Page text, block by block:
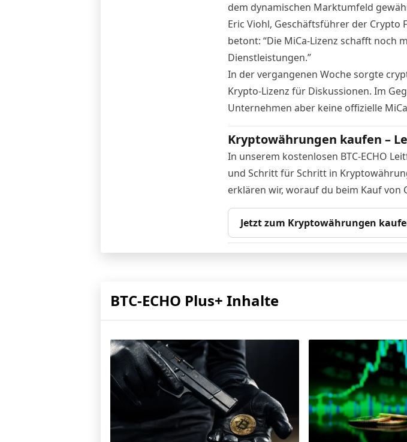
dem dynamischen Marktumfeld
Eric Viohl, Geschäftsführer der Crypto
betont: “Die MiCa-Lizenz schafft noch
Dienstleistungen.”
In der vergangenen Woche sorgte
Krypto-Lizenz für Diskussionen. Im
Unternehmen aber keine offizielle
Kryptowährungen kaufen –
In unserem kostenlosen BTC-ECHO
und Schritt für Schritt in
erklären wir, worauf du beim Kauf von
Jetzt zum Kryptowährungen
BTC-ECHO Plus+ Inhalte